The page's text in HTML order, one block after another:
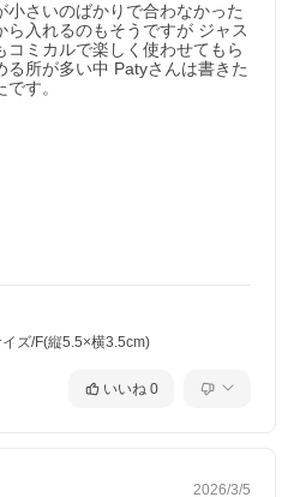
さいのばかりで合わなかった
入れるのもそうですが ジャス
コミカルで楽しく使わせてもら
る所が多い中 Patyさんは書きた
す。
ズ/F(縦5.5×横3.5cm)
いいね 0
2026/3/5